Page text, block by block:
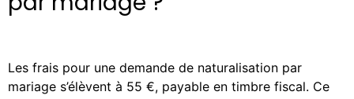
Les frais pour une demande de naturalisation par
mariage s’élèvent à 55 €, payable en timbre fiscal. Ce